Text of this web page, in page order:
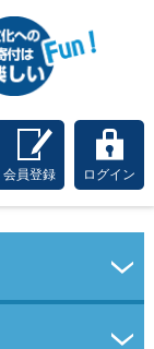
会員登録 ログイン